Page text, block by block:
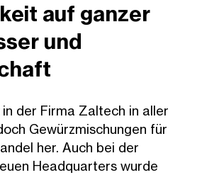
auf ganzer
und
der Firma Zaltech in aller
Gewürzmischungen für
her. Auch bei der
Headquarters wurde